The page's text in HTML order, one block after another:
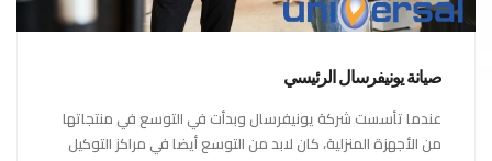
صيانة يونيفرسال الرئيسي
عندما تأسست شركة يونيفرسال وبدأت في التوسع في منتجاتها
من الأجهزة المنزلية، كان لابد من التوسع أيضا في مراكز التوكيل